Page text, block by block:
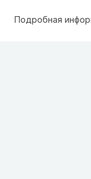
Подробная